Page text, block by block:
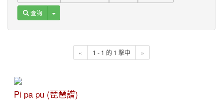
查詢 Toggle Dropdown
« 1 - 1 的 1 擊中 »
Pi pa pu (琵琶譜)